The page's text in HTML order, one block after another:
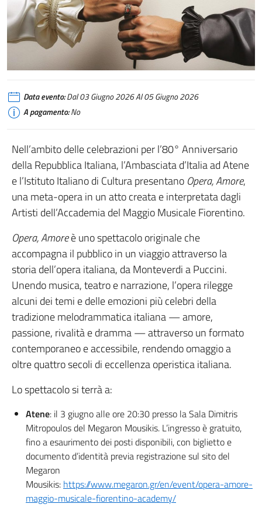
Data evento:Dal 03 Giugno 2026 Al 05 Giugno 2026
A pagamento:No
Nell’ambito delle celebrazioni per l’80° Anniversario
della Repubblica Italiana, l’Ambasciata d’Italia ad Atene
e l’Istituto Italiano di Cultura presentano Opera, Amore,
una meta-opera in un atto creata e interpretata dagli
Artisti dell’Accademia del Maggio Musicale Fiorentino.
Opera, Amoreè uno spettacolo originale che
accompagna il pubblico in un viaggio attraverso la
storia dell’opera italiana, da Monteverdi a Puccini.
Unendo musica, teatro e narrazione, l’opera rilegge
alcuni dei temi e delle emozioni più celebri della
tradizione melodrammatica italiana — amore,
passione, rivalità e dramma — attraverso un formato
contemporaneo e accessibile, rendendo omaggio a
oltre quattro secoli di eccellenza operistica italiana.
Lo spettacolo si terrà a:
Atene: il 3 giugno alle ore 20:30 presso la Sala Dimitris
Mitropoulos del Megaron Mousikis. L’ingresso è gratuito,
fino a esaurimento dei posti disponibili, con biglietto e
documento d’identità previa registrazione sul sito del
Megaron
Mousikis: https://www.megaron.gr/en/event/opera-amore-
maggio-musicale-fiorentino-academy/